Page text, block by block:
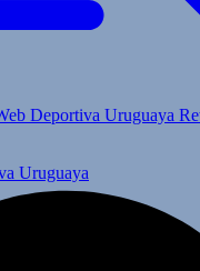
Deportiva Uruguaya
Uruguaya